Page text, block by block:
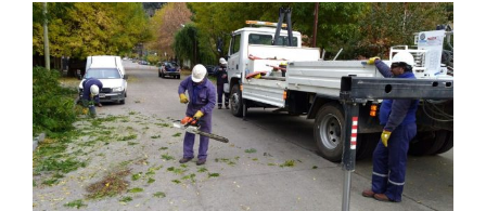
energía
en
Junín
de
los
Andes